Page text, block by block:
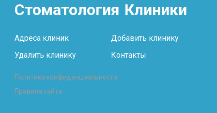
Стоматология Клиники
Адреса клиник
Добавить клинику
Удалить клинику
Контакты
Политика конфиденциальности
Правила сайта